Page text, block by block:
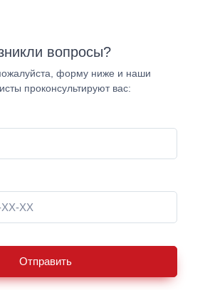
вопросы?
форму ниже и наши
проконсультируют вас:
Отправить